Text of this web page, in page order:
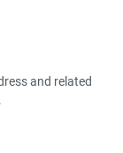
and related